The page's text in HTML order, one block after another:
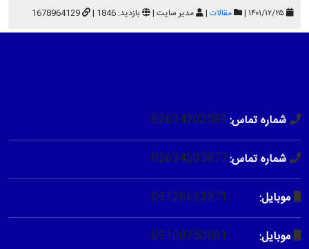
مقالات | مدیر سایت | بازدید: 1846 | 1678964129
شماره تماس:02634202589
شماره تماس:02634205877
موبایل: 09126623971
موبایل: 09100750801